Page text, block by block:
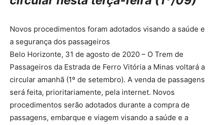
Novos procedimentos foram adotados visando a saúde e
a segurança dos passageiros
Belo Horizonte, 31 de agosto de 2020 – O Trem de
Passageiros da Estrada de Ferro Vitória a Minas voltará a
circular amanhã (1º de setembro). A venda de passagens
será feita, prioritariamente, pela internet. Novos
procedimentos serão adotados durante a compra de
passagens, embarque e viagem visando a saúde e a